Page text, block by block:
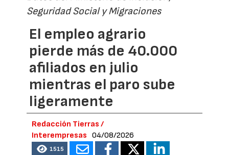
Seguridad Social y Migraciones
El empleo agrario
pierde más de 40.000
afiliados en julio
mientras el paro sube
ligeramente
Redacción Tierras /
Interempresas
04/08/2026
1515